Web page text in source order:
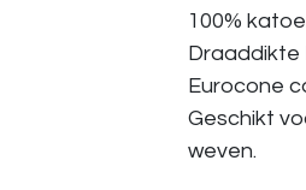
100%
Draaddikte
Eurocone
Geschikt
weven.